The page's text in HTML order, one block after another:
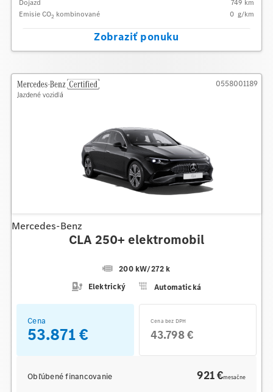
Dojazd
749 km
Emisie CO2 kombinované 0 g/km
Zobraziť ponuku
Mercedes-Benz
CLA 250+ elektromobil
200 kW/272 k
Elektrický
Automatická
0558001189
Cena
53.871 €
Cena bez DPH
43.798 €
Obľúbené financovanie 921 €mesačne